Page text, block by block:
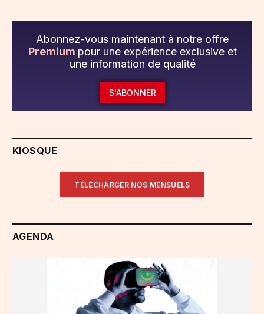
Abonnez-vous maintenant à notre offre
Premium pour une expérience exclusive et
une information de qualité
S'ABONNER
KIOSQUE
TÉLÉCHARGER NOS MENSUELS
AGENDA